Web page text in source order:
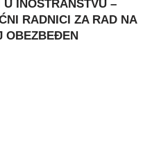
INOSTRANSTVU –
RADNICI ZA RAD NA
OBEZBEĐEN